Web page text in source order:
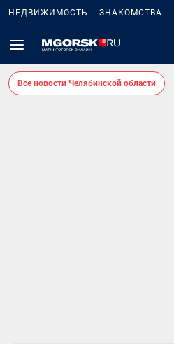
НЕДВИЖИМОСТЬ ЗНАКОМСТВА
Все новости Челябинской области